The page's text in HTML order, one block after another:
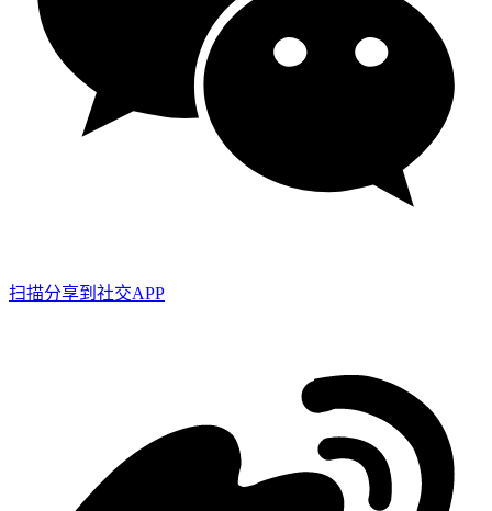
扫描分享到社交APP